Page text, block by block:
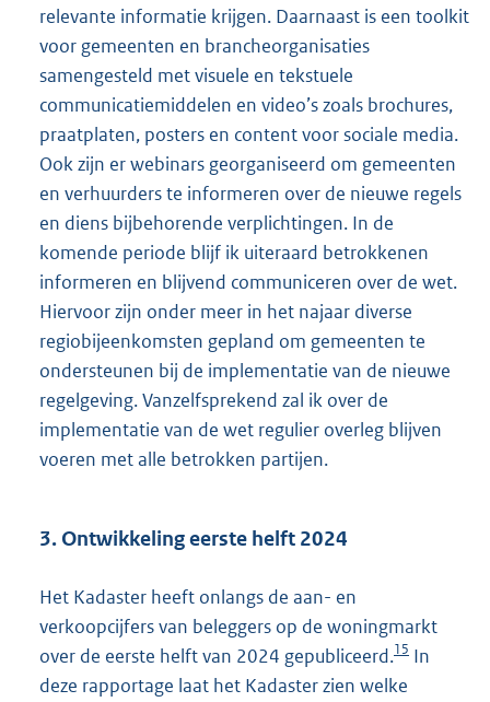
relevante informatie krijgen. Daarnaast is een toolkit
voor gemeenten en brancheorganisaties
samengesteld met visuele en tekstuele
communicatiemiddelen en video’s zoals brochures,
praatplaten, posters en content voor sociale media.
Ook zijn er webinars georganiseerd om gemeenten
en verhuurders te informeren over de nieuwe regels
en diens bijbehorende verplichtingen. In de
komende periode blijf ik uiteraard betrokkenen
informeren en blijvend communiceren over de wet.
Hiervoor zijn onder meer in het najaar diverse
regiobijeenkomsten gepland om gemeenten te
ondersteunen bij de implementatie van de nieuwe
regelgeving. Vanzelfsprekend zal ik over de
implementatie van de wet regulier overleg blijven
voeren met alle betrokken partijen.
3. Ontwikkeling eerste helft 2024
Het Kadaster heeft onlangs de aan- en
verkoopcijfers van beleggers op de woningmarkt
over de eerste helft van 2024 gepubliceerd.15 In
deze rapportage laat het Kadaster zien welke